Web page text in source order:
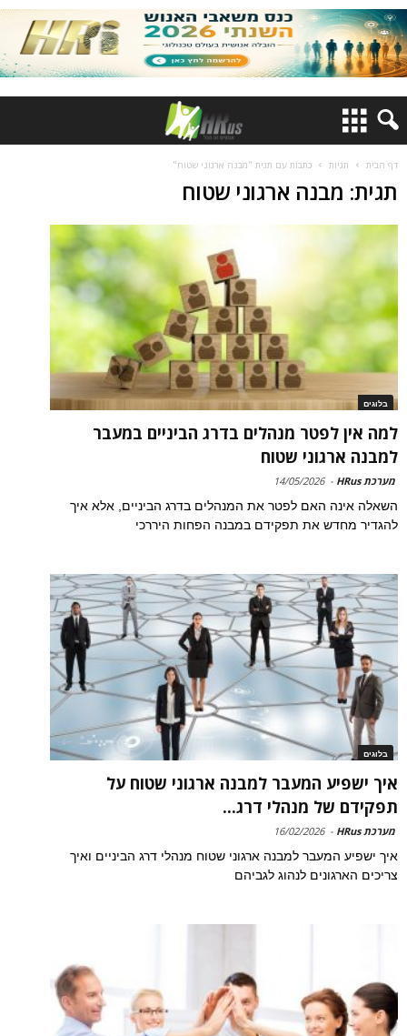
דף הבית תגיות כתבות עם תגית "מבנה ארגוני שטוח"
תגית: מבנה ארגוני שטוח
בלוגים
למה אין לפטר מנהלים בדרג הביניים במעבר
למבנה ארגוני שטוח
מערכת HRus -
14/05/2026
השאלה אינה האם לפטר את המנהלים בדרג הביניים, אלא איך
להגדיר מחדש את תפקידם במבנה הפחות היררכי
בלוגים
איך ישפיע המעבר למבנה ארגוני שטוח על
תפקידם של מנהלי דרג...
מערכת HRus -
16/02/2026
איך ישפיע המעבר למבנה ארגוני שטוח מנהלי דרג הביניים ואיך
צריכים הארגונים לנהוג לגביהם